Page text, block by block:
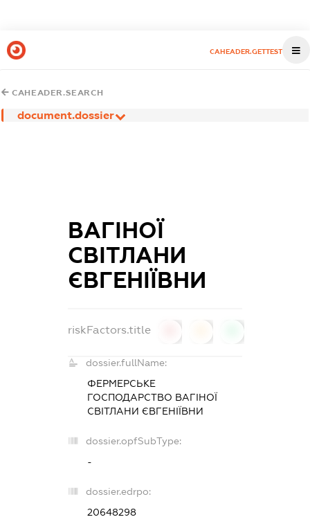
CAHEADER.GETTEST
CAHEADER.SEARCH
document.dossier
ВАГІНОЇ
СВІТЛАНИ
ЄВГЕНІЇВНИ
riskFactors.title
dossier.fullName:
ФЕРМЕРСЬКЕ
ГОСПОДАРСТВО ВАГІНОЇ
СВІТЛАНИ ЄВГЕНІЇВНИ
dossier.opfSubType:
-
dossier.edrpo:
20648298